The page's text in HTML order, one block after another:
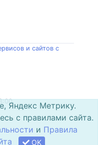
и сайтов с
Яндекс Метрику.
с правилами сайта.
и Правила
OK